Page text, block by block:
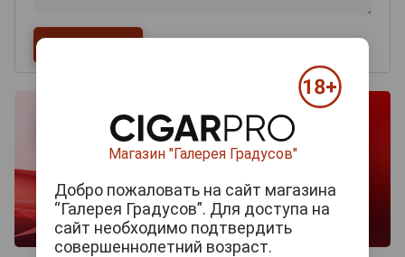
Магазин "Галерея Градусов"
Добро пожаловать на сайт магазина
“Галерея Градусов”. Для доступа на
сайт необходимо подтвердить
совершеннолетний возраст.